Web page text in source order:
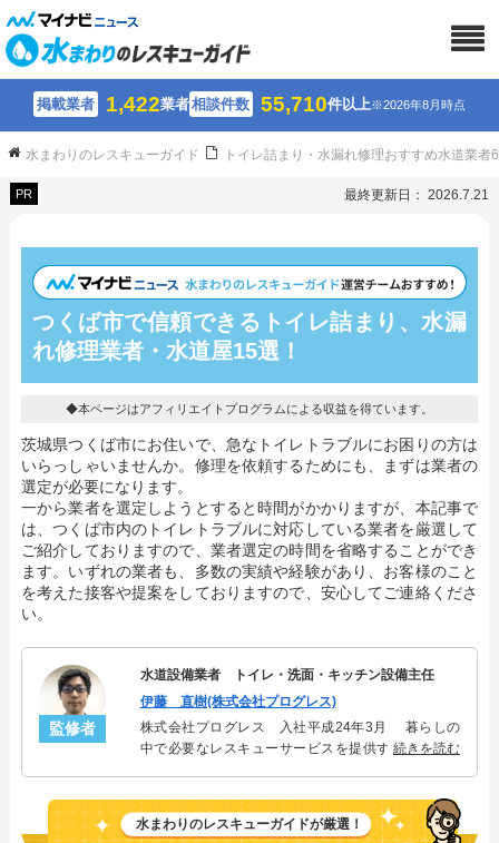
掲載業者 1,422業者相談件数 55,710件以上※2026年8月時点
水まわりのレスキューガイド トイレ詰まり・水漏れ修理おすすめ水道業
PR 最終更新日： 2026.7.21
つくば市で信頼できるトイレ詰まり、水漏
れ修理業者・水道屋15選！
◆本ページはアフィリエイトプログラムによる収益を得ています。
茨城県つくば市にお住いで、急なトイレトラブルにお困りの方は
いらっしゃいませんか。修理を依頼するためにも、まずは業者の
選定が必要になります。
一から業者を選定しようとすると時間がかかりますが、本記事で
は、つくば市内のトイレトラブルに対応している業者を厳選して
ご紹介しておりますので、業者選定の時間を省略することができ
ます。いずれの業者も、多数の実績や経験があり、お客様のこと
を考えた接客や提案をしておりますので、安心してご連絡くださ
い。
監修者
水道設備業者 トイレ・洗面・キッチン設備主任
伊藤 直樹(株式会社プログレス)
株式会社プログレス 入社平成24年3月 暮らしの
中で必要なレスキューサービスを提供する株式会社
トイレ・洗面・キッチン関連のトラブルを解決。多
くのお客様に信頼される「トイレ・洗面・キッチ
続きを読む
水まわりのレスキューガイドが厳選！